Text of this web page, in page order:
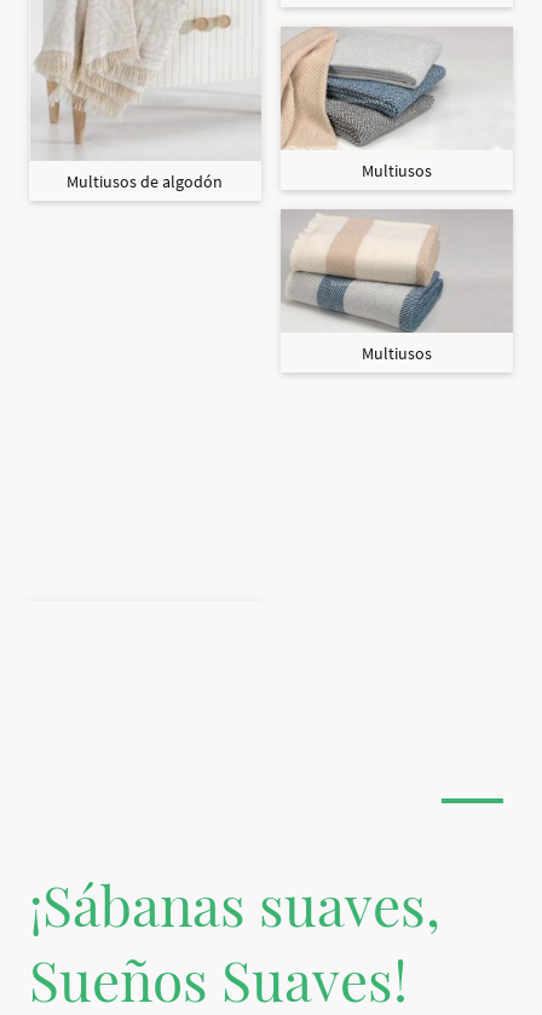
Multiusos de algodón Multiusos
Multiusos
¡Sábanas suaves,
Sueños Suaves!